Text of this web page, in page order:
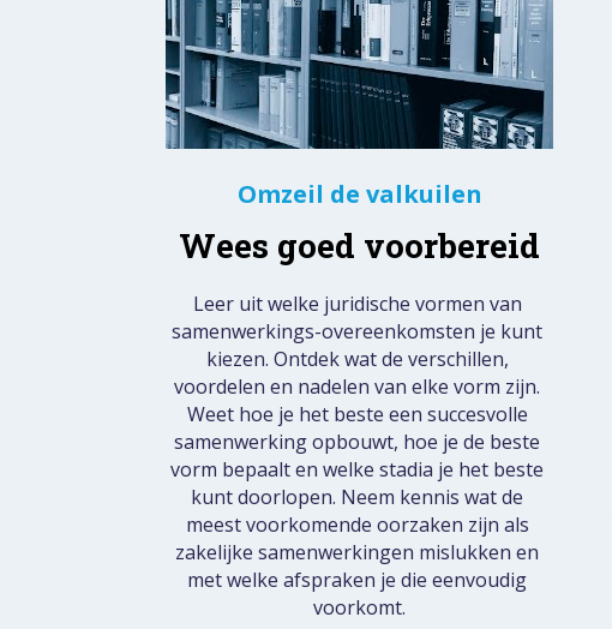
Omzeil de valkuilen
Wees goed voorbereid
Leer uit welke juridische vormen van
samenwerkings-overeenkomsten je kunt
kiezen. Ontdek wat de verschillen,
voordelen en nadelen van elke vorm zijn.
Weet hoe je het beste een succesvolle
samenwerking opbouwt, hoe je de beste
vorm bepaalt en welke stadia je het beste
kunt doorlopen. Neem kennis wat de
meest voorkomende oorzaken zijn als
zakelijke samenwerkingen mislukken en
met welke afspraken je die eenvoudig
voorkomt.